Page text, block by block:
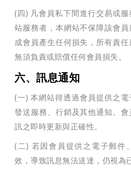
(四) 凡會員私下間進行交易或
站服務者，本網站不保障該會
成會員產生任何損失，所有責
無須負責或賠償任何會員損失。
六、訊息通知
(一) 本網站得透過會員提供之電
發送服務、行銷及其他通知。
訊之即時更新與正確性。
(二) 若因會員提供之電子郵件
效，導致訊息無法送達，仍視為